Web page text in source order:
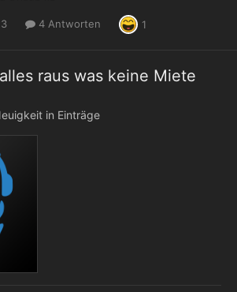
4 Antworten 1
raus was keine Miete
in Einträge